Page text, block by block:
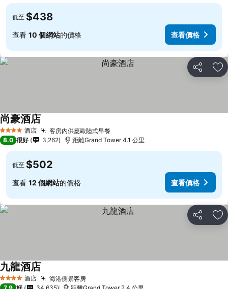
低至 $438
查看 10 個網站的價格 查看價格
分享 放
4 星級 酒店 客房內供應歐陸式早餐
尚豪酒店
8.0 很好 3,262 距離Grand Tower 4.1 公里
低至 $502
查看 12 個網站的價格 查看價格
分享 放
4 星級 酒店 海港側景客房
九龍酒店